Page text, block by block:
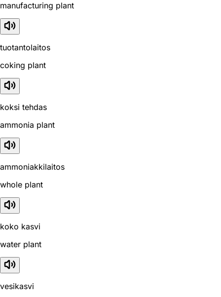
manufacturing plant
tuotantolaitos
coking plant
koksi tehdas
ammonia plant
ammoniakkilaitos
whole plant
koko kasvi
water plant
vesikasvi